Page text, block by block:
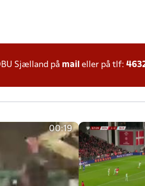
Sjælland på mail eller på tlf:
00:19